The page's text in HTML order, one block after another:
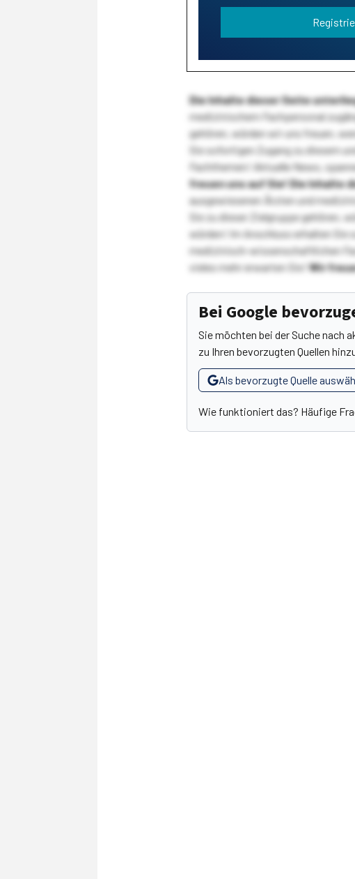
Die Inhalte dieser Seite
medizinischem Fachpersonal
gehören, würden wir uns freuen,
Sie sofortigen Zugang zu diesem
Fachthemen! Aktuelle News,
freuen uns auf Sie!Die Inhalte
ausgewiesenen Ärzten und
Sie zu dieser Zielgruppe gehören,
würden! Im Anschluss erhalten Sie
medizinisch-wissenschaftlichen
vieles mehr erwarten Sie!Wir
Bei Google
Sie möchten bei der Suche nach
zu Ihren bevorzugten Quellen
Als bevorzugte Quelle
Wie funktioniert das? Häufige